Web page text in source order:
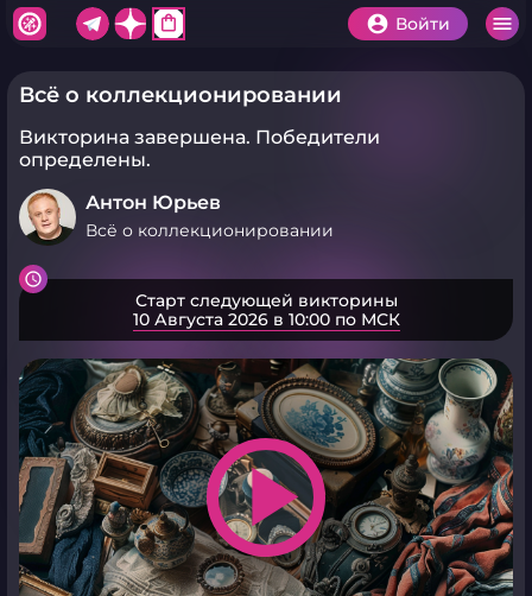
shopping_bag Войти
Всё о коллекционировании
Викторина завершена. Победители
определены.
Антон Юрьев
Всё о коллекционировании
Старт следующей викторины
10 Августа 2026 в 10:00 по МСК
play_arrow